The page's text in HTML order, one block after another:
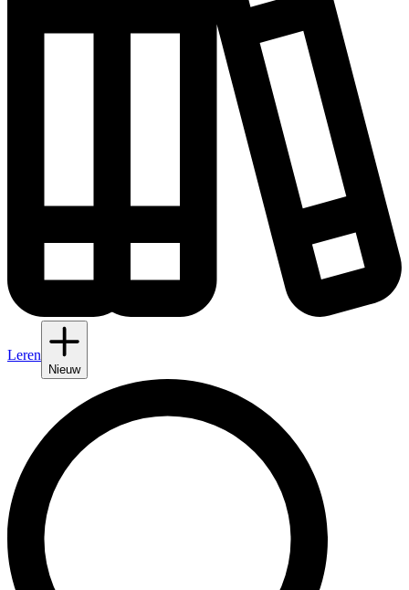
Leren
Nieuw